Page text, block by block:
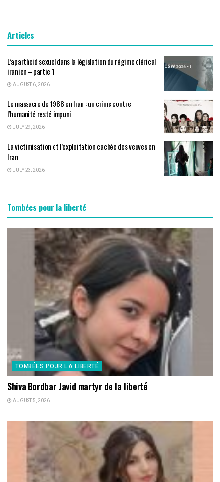
Articles
L’apartheid sexuel dans la législation du régime clérical
iranien – partie 1
AUGUST 6, 2026
Le massacre de 1988 en Iran : un crime contre
l’humanité resté impuni
JULY 29, 2026
La victimisation et l’exploitation cachée des veuves en
Iran
JULY 23, 2026
Tombées pour la liberté
TOMBÉES POUR LA LIBERTÉ
Shiva Bordbar Javid martyr de la liberté
AUGUST 5, 2026